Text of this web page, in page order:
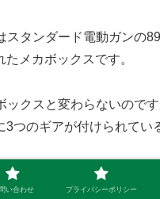
スタンダード電動ガンの
メカボックスです。
ックスと変わらないので
3つのギアが付けられてい
式小銃の3点バーストを再
い合わせ プライバシーポリシー